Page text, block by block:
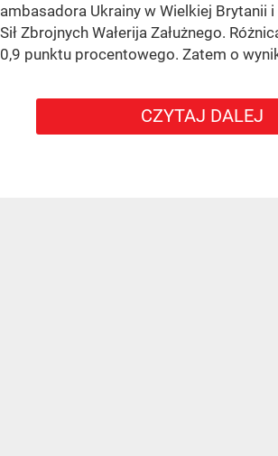
ambasadora Ukrainy w Wielkiej Brytanii
Sił Zbrojnych Wałerija Załużnego.
0,9 punktu procentowego. Zatem o
CZYTAJ DALEJ